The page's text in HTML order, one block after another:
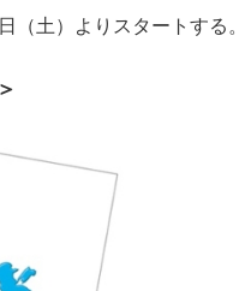
（土）よりスタートする。